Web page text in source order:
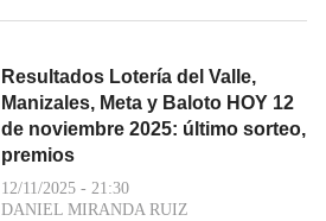
Resultados Lotería del Valle,
Manizales, Meta y Baloto HOY 12
de noviembre 2025: último sorteo,
premios
12/11/2025 - 21:30
DANIEL MIRANDA RUIZ